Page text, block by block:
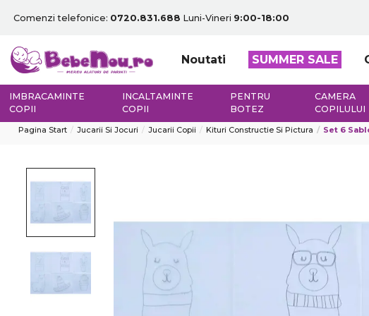
Comenzi telefonice: 0720.831.688 Luni-Vineri 9:00-18:00
Noutati SUMMER SALE
IMBRACAMINTE
COPII
INCALTAMINTE
COPII
PENTRU
BOTEZ
CAMERA
COPILULUI
Pagina Start Jucarii Si Jocuri Jucarii Copii Kituri Constructie Si Pictura Set 6